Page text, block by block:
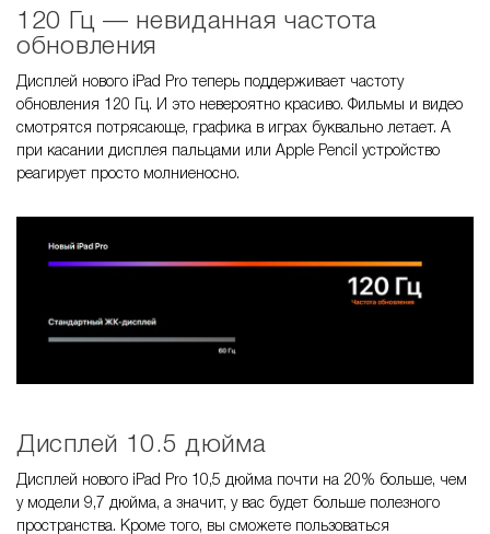
120 Гц — невиданная частота
обновления
Дисплей нового iPad Pro теперь поддерживает частоту
обновления 120 Гц. И это невероятно красиво. Фильмы и видео
смотрятся потрясающе, графика в играх буквально летает. А
при касании дисплея пальцами или Apple Pencil устройство
реагирует просто молниеносно.
Дисплей 10.5 дюйма
Дисплей нового iPad Pro 10,5 дюйма почти на 20% больше, чем
у модели 9,7 дюйма, а значит, у вас будет больше полезного
пространства. Кроме того, вы сможете пользоваться